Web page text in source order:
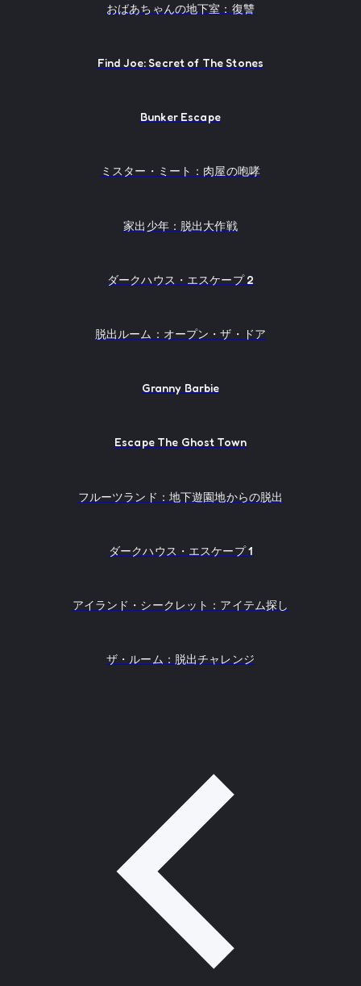
おばあちゃんの地下室：復讐
Find Joe: Secret of The Stones
Bunker Escape
ミスター・ミート：肉屋の咆哮
家出少年：脱出大作戦
ダークハウス・エスケープ 2
脱出ルーム：オープン・ザ・ドア
Granny Barbie
Escape The Ghost Town
フルーツランド：地下遊園地からの脱出
ダークハウス・エスケープ 1
アイランド・シークレット：アイテム探し
ザ・ルーム：脱出チャレンジ